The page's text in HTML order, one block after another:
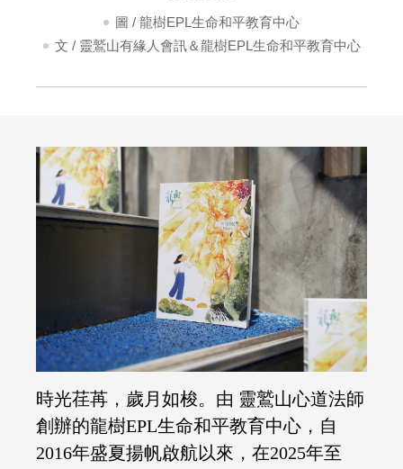
圖 / 龍樹EPL生命和平教育中心
文 / 靈鷲山有緣人會訊＆龍樹EPL生命和平教育中心
時光荏苒，歲月如梭。由 靈鷲山心道法師
創辦的龍樹EPL生命和平教育中心，自
2016年盛夏揚帆啟航以來，在2025年至